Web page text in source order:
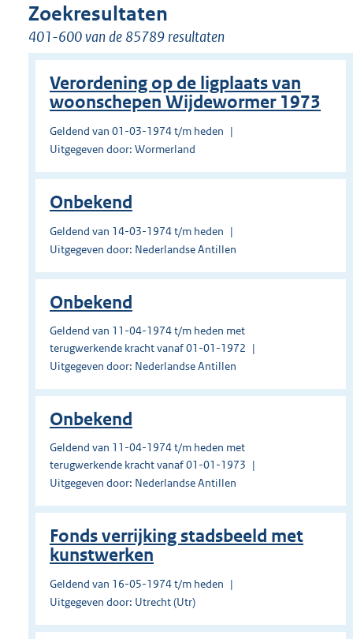
Zoekresultaten
401-600 van de 85789 resultaten
Verordening op de ligplaats van
woonschepen Wijdewormer 1973
Geldend van 01-03-1974 t/m heden
Uitgegeven door: Wormerland
Onbekend
Geldend van 14-03-1974 t/m heden
Uitgegeven door: Nederlandse Antillen
Onbekend
Geldend van 11-04-1974 t/m heden met
terugwerkende kracht vanaf 01-01-1972
Uitgegeven door: Nederlandse Antillen
Onbekend
Geldend van 11-04-1974 t/m heden met
terugwerkende kracht vanaf 01-01-1973
Uitgegeven door: Nederlandse Antillen
Fonds verrijking stadsbeeld met
kunstwerken
Geldend van 16-05-1974 t/m heden
Uitgegeven door: Utrecht (Utr)